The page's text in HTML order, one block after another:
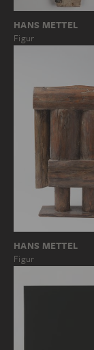
HANS METTEL
Figur
HANS METTEL
Figur